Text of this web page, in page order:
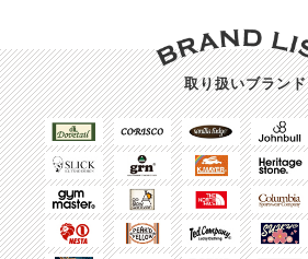
取り扱いブランド